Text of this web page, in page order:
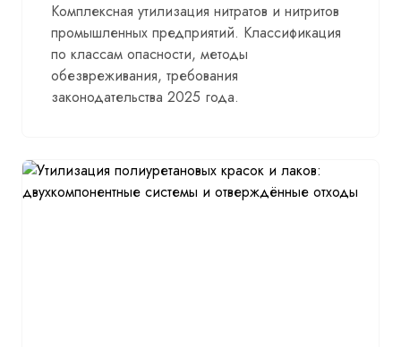
Комплексная утилизация нитратов и нитритов
промышленных предприятий. Классификация
по классам опасности, методы
обезвреживания, требования
законодательства 2025 года.